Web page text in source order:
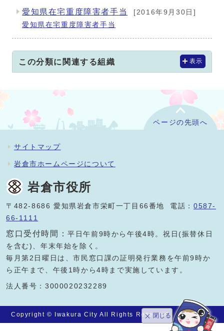
愛知県在宅重度障害者手当
[2016年9月30日]
愛知県在宅重度障害者手当
この分類に関連する組織 表示
閉じる
ページの先頭へ
サイトマップ
岩倉市ホームページについて
岩倉市役所
〒482-8686 愛知県岩倉市栄町一丁目66番地 電話：0587-
66-1111
窓口受付時間：平日午前9時から午後4時。祝日(振替休日
を含む)、年末年始を除く。
毎月第2日曜日は、市民窓口課の証明発行業務を午前9時か
ら正午まで、午後1時から4時まで実施しています。
法人番号：3000020232289
Copyright © Iwakura City All Rights Reserved.